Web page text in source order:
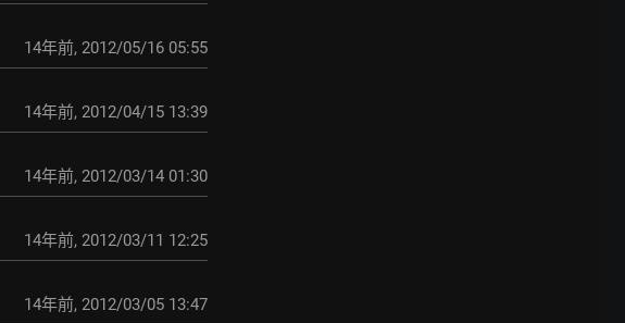
14年前, 2012/05/16 05:55
14年前, 2012/04/15 13:39
14年前, 2012/03/14 01:30
14年前, 2012/03/11 12:25
14年前, 2012/03/05 13:47